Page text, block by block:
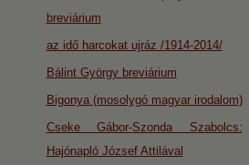
breviárium
az idő harcokat ujráz /1914-2014/
Bálint György breviárium
Bigonya (mosolygó magyar irodalom)
Cseke Gábor-Szonda Szabolcs:
Hajónapló József Attilával